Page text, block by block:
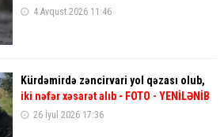
4 Avqust 2026 11:46
Kürdəmirdə zəncirvari yol qəzası olub,
iki nəfər xəsarət alıb - FOTO - YENİLƏNİB
26 İyul 2026 17:36